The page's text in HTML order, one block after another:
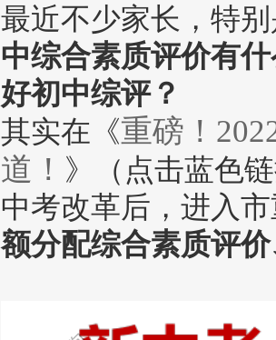
最近不少家长，特
中综合素质评价有
好初中综评？
其实在《重磅！
道！ 》（点击蓝色
中考改革后，进入
额分配综合素质评